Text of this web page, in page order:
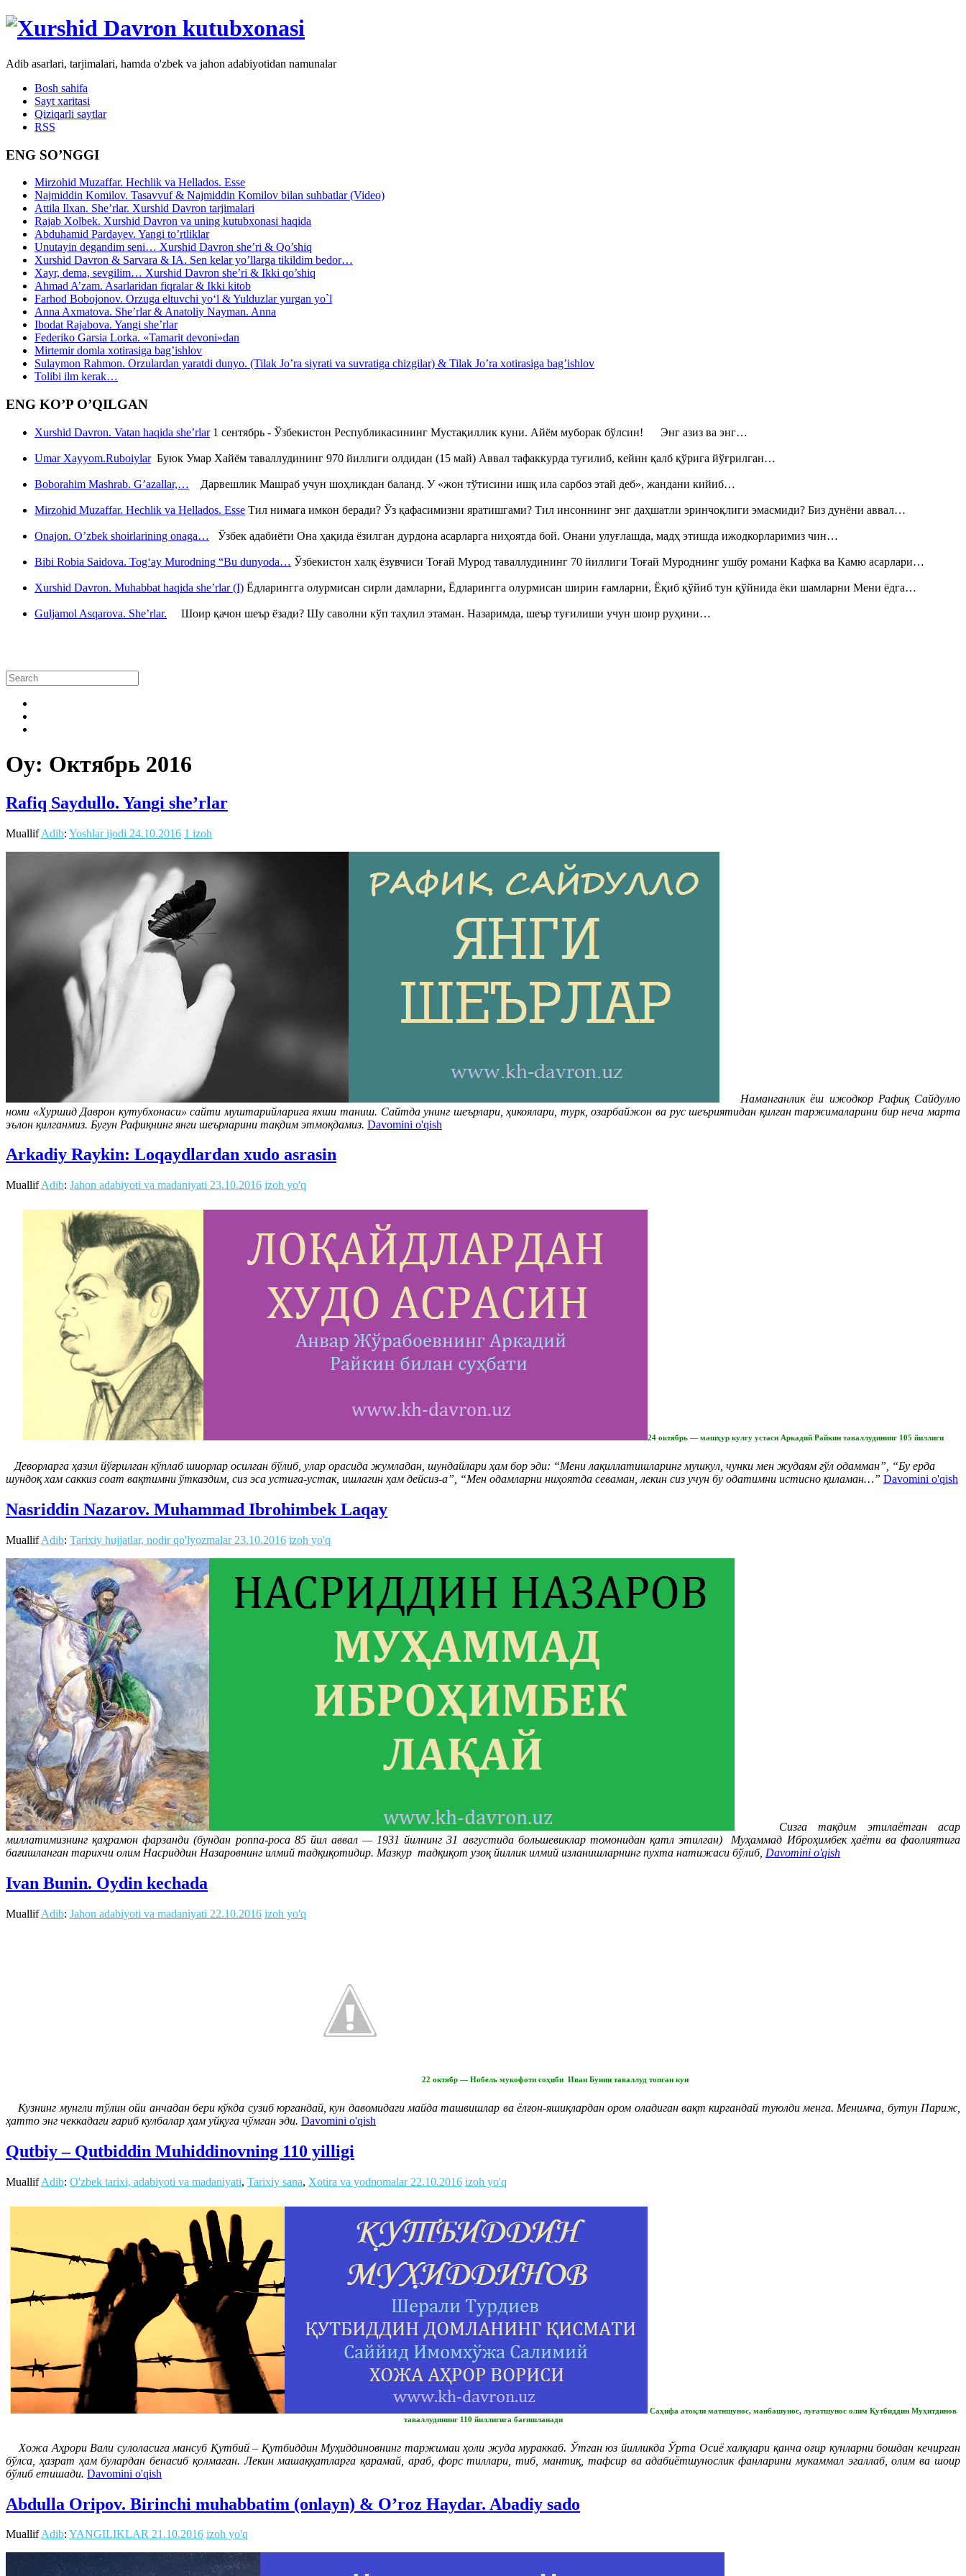
Adib asarlari, tarjimalari, hamda o'zbek va jahon adabiyotidan namunalar
Bosh sahifa
Sayt xaritasi
Qiziqarli saytlar
RSS
ENG SO’NGGI
Mirzohid Muzaffar. Hechlik va Hellados. Esse
Najmiddin Komilov. Tasavvuf & Najmiddin Komilov bilan suhbatlar (Video)
Attila Ilxan. She’rlar. Xurshid Davron tarjimalari
Rajab Xolbek. Xurshid Davron va uning kutubxonasi haqida
Abduhamid Pardayev. Yangi to’rtliklar
Unutayin degandim seni… Xurshid Davron she’ri & Qo’shiq
Xurshid Davron & Sarvara & IA. Sen kelar yo’llarga tikildim bedor…
Xayr, dema, sevgilim… Xurshid Davron she’ri & Ikki qo’shiq
Ahmad A’zam. Asarlaridan fiqralar & Ikki kitob
Farhod Bobojonov. Orzuga eltuvchi yo‘l & Yulduzlar yurgan yo`l
Anna Axmatova. She’rlar & Anatoliy Nayman. Anna
Ibodat Rajabova. Yangi she’rlar
Federiko Garsia Lorka. «Tamarit devoni»dan
Mirtemir domla xotirasiga bag’ishlov
Sulaymon Rahmon. Orzulardan yaratdi dunyo. (Tilak Jo’ra siyrati va suvratiga chizgilar) & Tilak Jo’ra xotirasiga bag’ishlov
Tolibi ilm kerak…
ENG KO’P O’QILGAN
Xurshid Davron. Vatan haqida she’rlar1 сентябрь - Ўзбекистон Республикасининг Мустақиллик куни. Айём муборак бўлсин! Энг азиз ва энг…
Umar Xayyom.RuboiylarБуюк Умар Хайём таваллудининг 970 йиллиги олдидан (15 май) Аввал тафаккурда туғилиб, кейин қалб қўрига йўғрилган…
Boborahim Mashrab. G’azallar,… Дарвешлик Машраб учун шоҳликдан баланд. У «жон тўтисини ишқ ила сарбоз этай деб», жандани кийиб…
Mirzohid Muzaffar. Hechlik va Hellados. Esse Тил нимага имкон беради? Ўз қафасимизни яратишгами? Тил инсоннинг энг даҳшатли эринчоқлиги эмасмиди? Биз дунёни аввал…
Onajon. O’zbek shoirlarining onaga… Ўзбек адабиёти Она ҳақида ёзилган дурдона асарларга ниҳоятда бой. Онани улуғлашда, мадҳ этишда ижодкорларимиз чин…
Bibi Robia Saidova. Tog‘ay Murodning “Bu dunyoda… Ўзбекистон халқ ёзувчиси Тоғай Мурод таваллудининг 70 йиллиги Тоғай Муроднинг ушбу романи Кафка ва Камю асарлари…
Xurshid Davron. Muhabbat haqida she’rlar (I) Ёдларингга олурмисан сирли дамларни, Ёдларингга олурмисан ширин ғамларни, Ёқиб қўйиб тун қўйнида ёки шамларни Мени ёдга…
Guljamol Asqarova. She’rlar. Шоир қачон шеър ёзади? Шу саволни кўп таҳлил этаман. Назаримда, шеър туғилиши учун шоир руҳини…
Oy: Октябрь 2016
Rafiq Saydullo. Yangi she’rlar
MuallifAdib: Yoshlar ijodi 24.10.2016 1 izoh
Наманганлик ёш ижодкор Рафиқ Сайдулло
номи «Хуршид Даврон кутубхонаси» сайти муштарийларига яхши таниш. Сайтда унинг шеърлари, ҳикоялари, турк, озарбайжон ва рус шеъриятидан қилган таржималарини бир неча марта
эълон қилганмиз. Бугун Рафиқнинг янги шеърларини тақдим этмоқдамиз. Davomini o'qish
Arkadiy Raykin: Loqaydlardan xudo asrasin
MuallifAdib: Jahon adabiyoti va madaniyati 23.10.2016 izoh yo'q
24 октябрь — машҳур кулгу устаси Аркадий Райкин таваллудининг 105 йиллиги
Деворларга ҳазил йўғрилган кўплаб шиорлар осилган бўлиб, улар орасида жумладан, шундайлари ҳам бор эди: “Мени лақиллатишларинг мушкул, чунки мен жудаям гўл одамман”, “Бу ерда
шундоқ хам саккиз соат вақтимни ўтказдим, сиз эса устига-устак, ишлагин ҳам дейсиз-а”, “Мен одамларни ниҳоятда севаман, лекин сиз учун бу одатимни истисно қиламан…” Davomini o'qish
Nasriddin Nazarov. Muhammad Ibrohimbek Laqay
MuallifAdib: Tarixiy hujjatlar, nodir qo'lyozmalar 23.10.2016 izoh yo'q
Cизга тақдим этилаётган асар
миллатимизнинг қаҳрамон фарзанди (бундан роппа-роса 85 йил аввал — 1931 йилнинг 31 августида большевиклар томонидан қатл этилган) Муҳаммад Иброҳимбек ҳаёти ва фаолиятига
бағишланган тарихчи олим Насриддин Назаровнинг илмий тадқиқотидир. Мазкур тадқиқот узоқ йиллик илмий изланишларнинг пухта натижаси бўлиб, Davomini o'qish
Ivan Bunin. Oydin kechada
MuallifAdib: Jahon adabiyoti va madaniyati 22.10.2016 izoh yo'q
22 октябр — Нобель мукофоти соҳиби Иван Бунин таваллуд топган кун
Кузнинг мунгли тўлин ойи анчадан бери кўкда сузиб юргандай, кун давомидаги майда ташвишлар ва ёлғон-яшиқлардан ором оладиган вақт киргандай туюлди менга. Менимча, бутун Париж,
ҳатто энг чеккадаги ғариб кулбалар ҳам уйқуга чўмган эди. Davomini o'qish
Qutbiy – Qutbiddin Muhiddinovning 110 yilligi
MuallifAdib: O'zbek tarixi, adabiyoti va madaniyati, Tarixiy sana, Xotira va yodnomalar 22.10.2016 izoh yo'q
Саҳифа атоқли матншунос, манбашунос, луғатшунос олим Қутбиддин Муҳитдинов
таваллудининг 110 йиллигига бағишланади
Хожа Аҳрори Вали сулоласига мансуб Қутбий – Қутбиддин Муҳиддиновнинг таржимаи ҳоли жуда мураккаб. Ўтган юз йилликда Ўрта Осиё халқлари қанча оғир кунларни бошдан кечирган
бўлса, ҳазрат ҳам булардан бенасиб қолмаган. Лекин машаққатларга қарамай, араб, форс тиллари, тиб, мантиқ, тафсир ва адабиётшунослик фанларини мукаммал эгаллаб, олим ва шоир
бўлиб етишади. Davomini o'qish
Abdulla Oripov. Birinchi muhabbatim (onlayn) & O’roz Haydar. Abadiy sado
MuallifAdib: YANGILIKLAR 21.10.2016 izoh yo'q